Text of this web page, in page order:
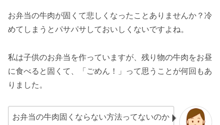
お弁当の牛肉が固くて悲しくなったことありませんか？冷
めてしまうとパサパサしておいしくないですよね。
私は子供のお弁当を作っていますが、残り物の牛肉をお昼
に食べると固くて、「ごめん！」って思うことが何回もあ
りました。
お弁当の牛肉固くならない方法ってないのか